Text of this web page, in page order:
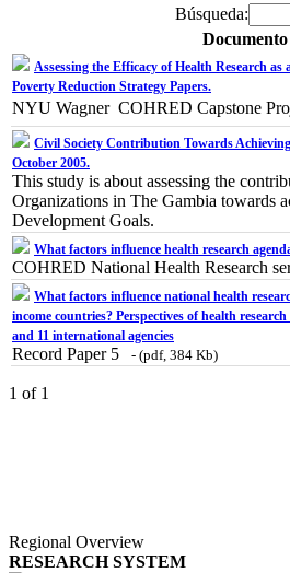
Búsqueda:
Documento
Assessing the Efficacy of Health Research as
Poverty Reduction Strategy Papers.
NYU Wagner  COHRED Capstone
Civil Society Contribution Towards
October 2005.
This study is about assessing the
Organizations in The Gambia towards
Development Goals.
What factors influence health research
COHRED National Health Research
What factors influence national health
income countries? Perspectives of health
and 11 international agencies
Record Paper 5 - (pdf, 384 Kb)
1 of 1
Regional Overview
RESEARCH SYSTEM